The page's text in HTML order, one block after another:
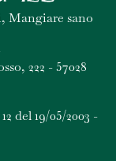
Mangiare sano
222 - 57028
del 19/05/2003 -